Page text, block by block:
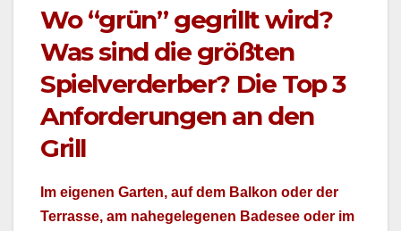
Wo “grün” gegrillt wird?
Was sind die größten
Spielverderber? Die Top 3
Anforderungen an den
Grill
Im eige­nen Garten, auf dem Balkon oder der
Ter­rasse, am nahegele­ge­nen Bade­see oder im